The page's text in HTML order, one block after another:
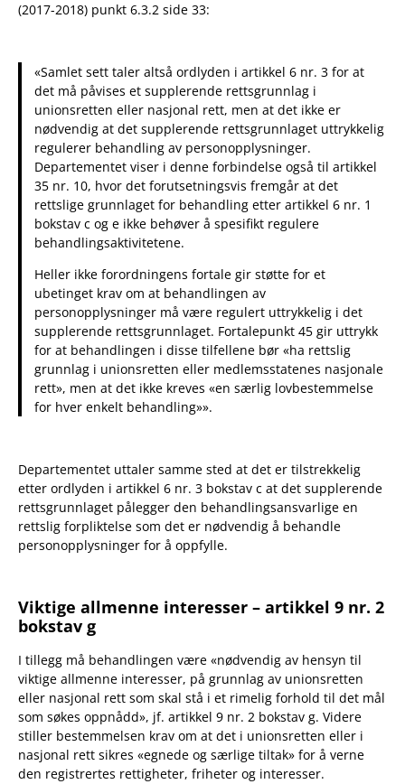
(2017-2018) punkt 6.3.2 side 33:
«Samlet sett taler altså ordlyden i artikkel 6 nr. 3 for at
det må påvises et supplerende rettsgrunnlag i
unionsretten eller nasjonal rett, men at det ikke er
nødvendig at det supplerende rettsgrunnlaget uttrykkelig
regulerer behandling av personopplysninger.
Departementet viser i denne forbindelse også til artikkel
35 nr. 10, hvor det forutsetningsvis fremgår at det
rettslige grunnlaget for behandling etter artikkel 6 nr. 1
bokstav c og e ikke behøver å spesifikt regulere
behandlingsaktivitetene.
Heller ikke forordningens fortale gir støtte for et
ubetinget krav om at behandlingen av
personopplysninger må være regulert uttrykkelig i det
supplerende rettsgrunnlaget. Fortalepunkt 45 gir uttrykk
for at behandlingen i disse tilfellene bør «ha rettslig
grunnlag i unionsretten eller medlemsstatenes nasjonale
rett», men at det ikke kreves «en særlig lovbestemmelse
for hver enkelt behandling»».
Departementet uttaler samme sted at det er tilstrekkelig
etter ordlyden i artikkel 6 nr. 3 bokstav c at det supplerende
rettsgrunnlaget pålegger den behandlingsansvarlige en
rettslig forpliktelse som det er nødvendig å behandle
personopplysninger for å oppfylle.
Viktige allmenne interesser – artikkel 9 nr. 2
bokstav g
I tillegg må behandlingen være «nødvendig av hensyn til
viktige allmenne interesser, på grunnlag av unionsretten
eller nasjonal rett som skal stå i et rimelig forhold til det mål
som søkes oppnådd», jf. artikkel 9 nr. 2 bokstav g. Videre
stiller bestemmelsen krav om at det i unionsretten eller i
nasjonal rett sikres «egnede og særlige tiltak» for å verne
den registrertes rettigheter, friheter og interesser.